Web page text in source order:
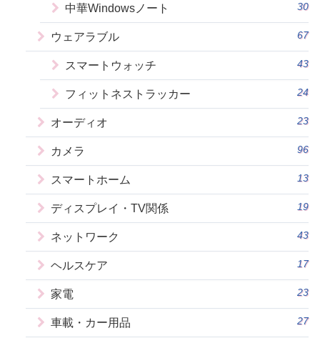
中華Windowsノート 30
ウェアラブル 67
スマートウォッチ 43
フィットネストラッカー 24
オーディオ 23
カメラ 96
スマートホーム 13
ディスプレイ・TV関係 19
ネットワーク 43
ヘルスケア 17
家電 23
車載・カー用品 27